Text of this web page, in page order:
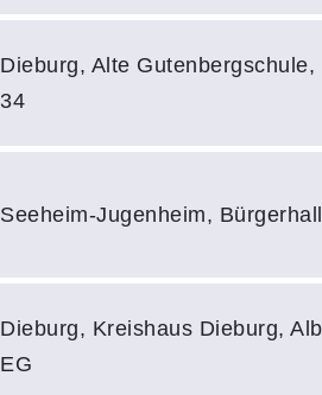
Dieburg, Alte
34
Seeheim-Jugenheim,
Dieburg, Kreishaus Dieburg,
EG